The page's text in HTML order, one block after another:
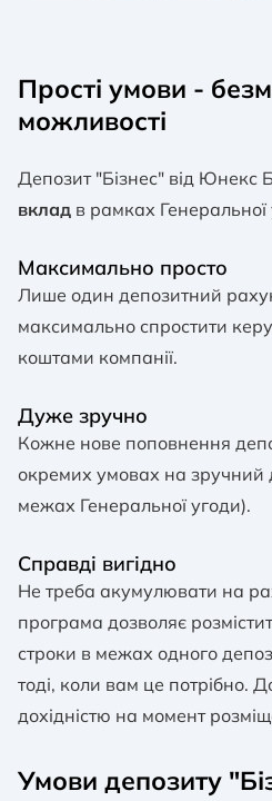
Прості умови -
можливості
Депозит "Бізнес" від Юнекс
вклад в рамках
Максимально просто
Лише один депозитний
максимально спростити
коштами компанії.
Дуже зручно
Кожне нове поповнення
окремих умовах на зручний
межах Генеральної угоди).
Справді вигідно
Не треба акумулювати на
програма дозволяє
строки в межах одного
тоді, коли вам це потрібно.
дохідністю на момент
Умови депозиту